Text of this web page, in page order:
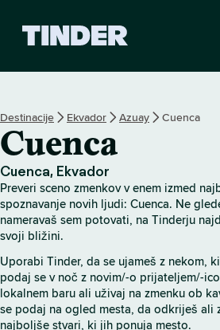
r
m
o
v
Destinacije Ekvador Azuay Cuenca
Cuenca
Cuenca, Ekvador
Preveri sceno zmenkov v enem izmed
spoznavanje novih ljudi: Cuenca. Ne
nameravaš sem potovati, na Tinderju
svoji bližini.
Uporabi Tinder, da se ujameš z nekom,
podaj se v noč z novim/-o prijateljem/-
lokalnem baru ali uživaj na zmenku ob
se podaj na ogled mesta, da odkriješ ali
najboljše stvari, ki jih ponuja mesto.